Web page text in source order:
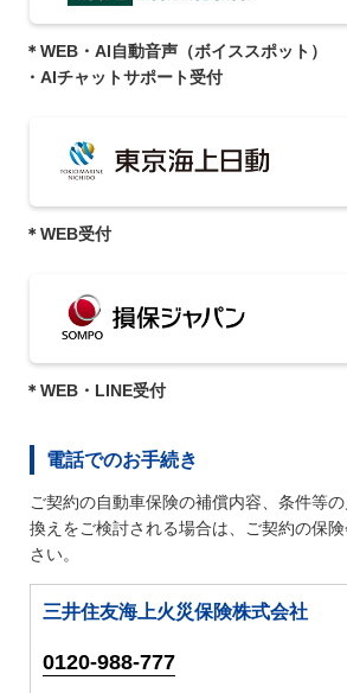
＊WEB・AI自動音声（ボイススポット）
・AIチャットサポート受付
＊WEB受付
＊WEB・LINE受付
電話でのお手続き
ご契約の自動車保険の補償内容、条件等
換えをご検討される場合は、ご契約の保
さい。
三井住友海上火災保険株式会社
0120-988-777